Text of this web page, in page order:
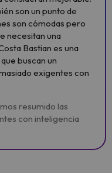
son un punto de
son cómodas pero
necesitan una
Bastian es una
buscan un
exigentes con
resumido las
con inteligencia